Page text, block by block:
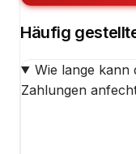
Häufig
Wie lange
Zahlungen